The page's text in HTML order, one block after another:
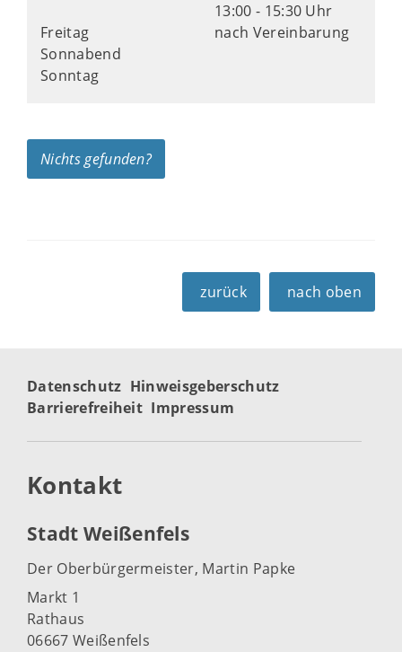
13:00 - 15:30 Uhr
Freitag
nach Vereinbarung
Sonnabend
Sonntag
Nichts gefunden?
zurück nach oben
Datenschutz Hinweisgeberschutz
Barrierefreiheit Impressum
Kontakt
Stadt Weißenfels
Der Oberbürgermeister, Martin Papke
Markt 1
Rathaus
06667 Weißenfels